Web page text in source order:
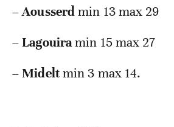
–Aousserdmin 13 max 29
–Lagouiramin 15 max 27
–Mideltmin 3 max 14.